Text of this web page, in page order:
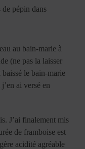
de pépin dans
au bain-marie à
(ne pas la laisser
le bain-marie
ai versé en
J’ai finalement mis
de framboise est
acidité agréable